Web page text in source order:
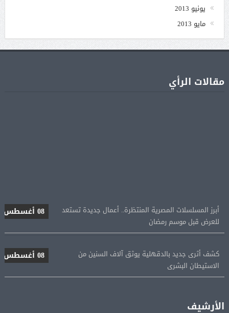
يونيو 2013
مايو 2013
مقالات الرأي
للعرض قبل موسم رمضان
الاستيطان البشرى
الأرشيف